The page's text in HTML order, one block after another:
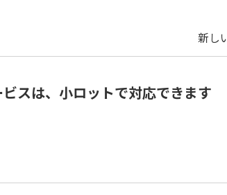
新し
スは、小ロットで対応できます